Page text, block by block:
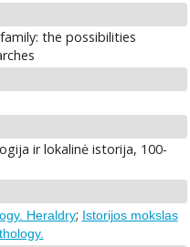
the possibilities
ir lokalinė istorija, 100-
Heraldry; Istorijos mokslas